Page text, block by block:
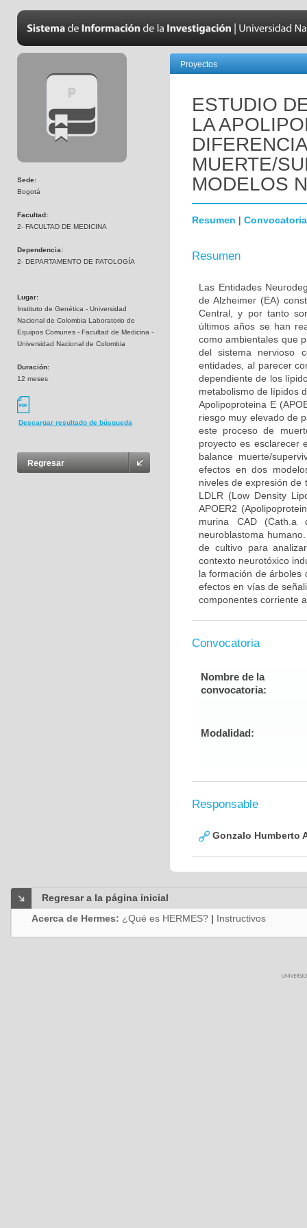
Sede:
Bogotá
Facultad:
2- FACULTAD DE MEDICINA
Dependencia:
2- DEPARTAMENTO DE PATOLOGÍA
Lugar:
Instituto de Genética - Universidad
Nacional de Colombia Laboratorio de
Equipos Comunes - Facultad de Medicina -
Universidad Nacional de Colombia
Duración:
12 meses
Descargar resultado de búsqueda
Regresar
Proyectos
ESTUDIO
LA
MUERTE/
MODELOS
Resumen | Convocatoria
Resumen
Las Entidades
de Alzheimer (EA)
Central, y por tanto
últimos años se han
como ambientales que
del sistema nervioso
entidades, al parecer
dependiente de los
metabolismo de lípidos
Apolipoproteina E
riesgo muy elevado de
este proceso de
proyecto es esclarecer
balance muerte/
efectos en dos
niveles de expresión de
LDLR (Low Density
APOER2
murina CAD (Cath.a
neuroblastoma
de cultivo para
contexto neurotóxico
la formación de árboles
efectos en vías de
componentes corriente
Convocatoria
Nombre de la
convocatoria:
Modalidad:
Responsable
Gonzalo Humberto
Regresar a la página inicial
Acerca de Hermes: ¿Qué es HERMES? | Instructivos